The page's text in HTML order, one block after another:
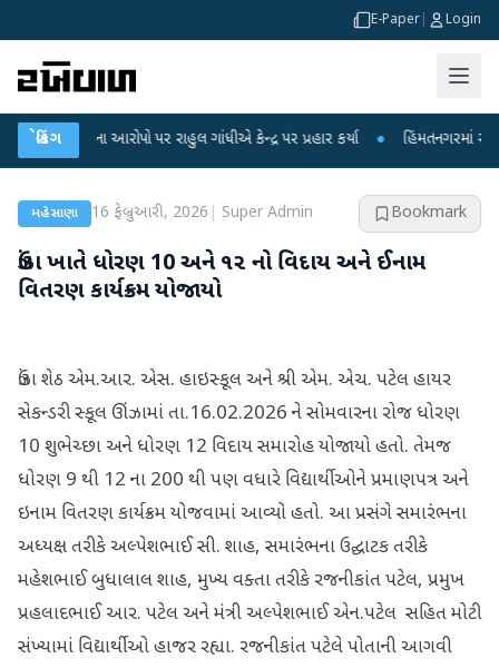
E-Paper Login
બ્રેકિંગ
લીકના આરોપો પર રાહુલ ગાંધીએ કેન્દ્ર પર પ્રહાર કર્યા ● હિંમતનગરમાં રહસ્યમય
મહેસાણા 16 ફેબ્રુઆરી, 2026 Super Admin Bookmark
ઉંઝા ખાતે ધોરણ 10 અને ૧૨ નો વિદાય અને ઈનામ
વિતરણ કાર્યક્રમ યોજાયો
ઉંઝા શેઠ એમ.આર. એસ. હાઇસ્કૂલ અને શ્રી એમ. એચ. પટેલ હાયર
સેકન્ડરી સ્કૂલ ઊંઝામાં તા.16.02.2026 ને સોમવારના રોજ ધોરણ
10 શુભેચ્છા અને ધોરણ 12 વિદાય સમારોહ યોજાયો હતો. તેમજ
ધોરણ 9 થી 12 ના 200 થી પણ વધારે વિદ્યાર્થીઓને પ્રમાણપત્ર અને
ઇનામ વિતરણ કાર્યક્રમ યોજવામાં આવ્યો હતો. આ પ્રસંગે સમારંભના
અધ્યક્ષ તરીકે અલ્પેશભાઈ સી. શાહ, સમારંભના ઉદ્ઘાટક તરીકે
મહેશભાઈ બુધાલાલ શાહ, મુખ્ય વક્તા તરીકે રજનીકાંત પટેલ, પ્રમુખ
પ્રહલાદભાઈ આર. પટેલ અને મંત્રી અલ્પેશભાઈ એન.પટેલ સહિત મોટી
સંખ્યામાં વિદ્યાર્થીઓ હાજર રહ્યા. રજનીકાંત પટેલે પોતાની આગવી